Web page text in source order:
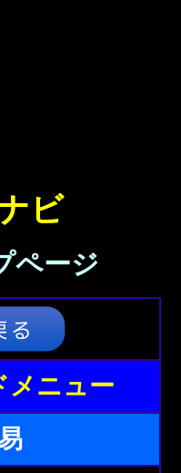
ビ
ページ
メニュー